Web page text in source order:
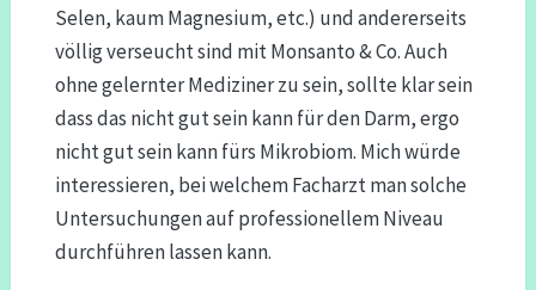
Selen, kaum Magnesium, etc.) und andererseits
völlig verseucht sind mit Monsanto & Co. Auch
ohne gelernter Mediziner zu sein, sollte klar sein
dass das nicht gut sein kann für den Darm, ergo
nicht gut sein kann fürs Mikrobiom. Mich würde
interessieren, bei welchem Facharzt man solche
Untersuchungen auf professionellem Niveau
durchführen lassen kann.